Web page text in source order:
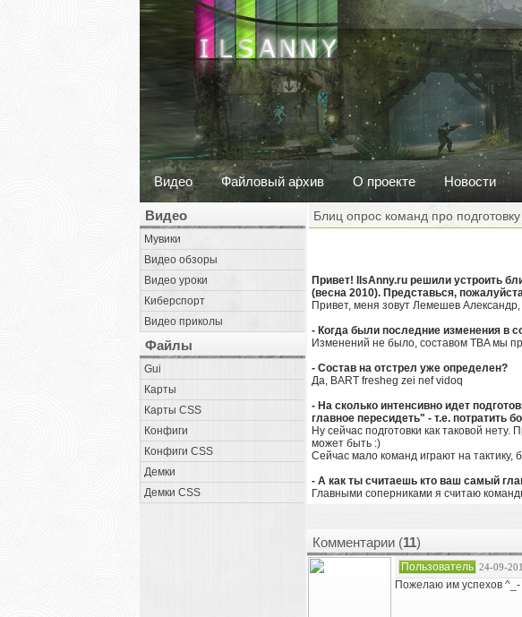
Видео Файловый архив О проекте Новости
Видео
Мувики
Видео обзоры
Видео уроки
Киберспорт
Видео приколы
Файлы
Gui
Карты
Карты CSS
Конфиги
Конфиги CSS
Демки
Демки CSS
Блиц опрос команд про
Привет! IlsAnny.ru решили устроить
(весна 2010). Представься,
Привет, меня зовут Лемешев
- Когда были последние изменения в
Изменений не было, составом TBA мы
- Состав на отстрел уже определен?
Да, BART fresheg zei nef vidoq
- На сколько интенсивно идет
главное пересидеть" - т.е. потратить
Ну сейчас подготовки как таковой
может быть :)
Сейчас мало команд играют на
- А как ты считаешь кто ваш самый
Главными соперниками я считаю
Комментарии (11)
Пользователь 24-09-
Пожелаю им успехов ^_-